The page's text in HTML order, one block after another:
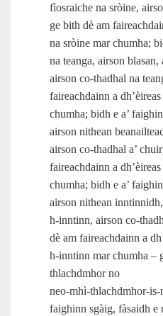
fìosraiche na sròine,
ge bith dè am
na sròine mar chumha;
na teanga, airson
airson co-thadhal na
faireachdainn a
chumha; bidh e a’
airson nithean
airson co-thadhal a’
faireachdainn a
chumha; bidh e a’
airson nithean
h‑inntinn, airson co-
dè am faireachdainn a
h‑inntinn mar chumha –
thlachdmhor no
faighinn sgàig, fàsaidh e